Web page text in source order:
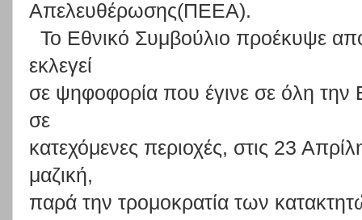
Απελευθέρωσης(ΠΕΕΑ).
Το Εθνικό Συμβούλιο προέκυψε από
εκλεγεί
σε ψηφοφορία που έγινε σε όλη την
σε
κατεχόμενες περιοχές, στις 23
μαζική,
παρά την τρομοκρατία των